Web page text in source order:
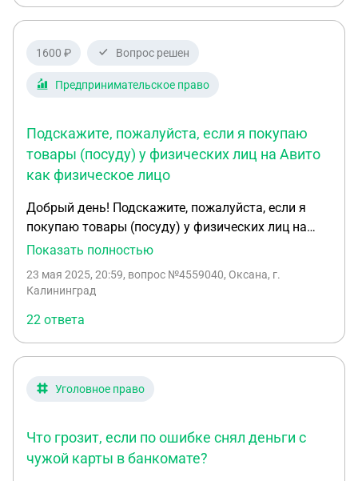
1600 ₽ Вопрос решен
Предпринимательское право
Подскажите, пожалуйста, если я покупаю
товары (посуду) у физических лиц на Авито
как физическое лицо
Добрый день! Подскажите, пожалуйста, если я
покупаю товары (посуду) у физических лиц на
Авито как физическое лицо (оплачиваю со счета
т.п. и банковский чек о списании денежных
сайте или в соц/сетях с оплатой на счет ИП. ИП на
УСН (доходы). Правомерно ли так оформлять?
Без передаточных актов (их невозможно
получить, так как это удаленная закупка и на
Авито я выступаю как физлицо, хоть и оплачиваю
Показать полностью
23 мая 2025, 20:59, вопрос №4559040, Оксана, г.
Калининград
22 ответа
Уголовное право
Что грозит, если по ошибке снял деньги с
чужой карты в банкомате?